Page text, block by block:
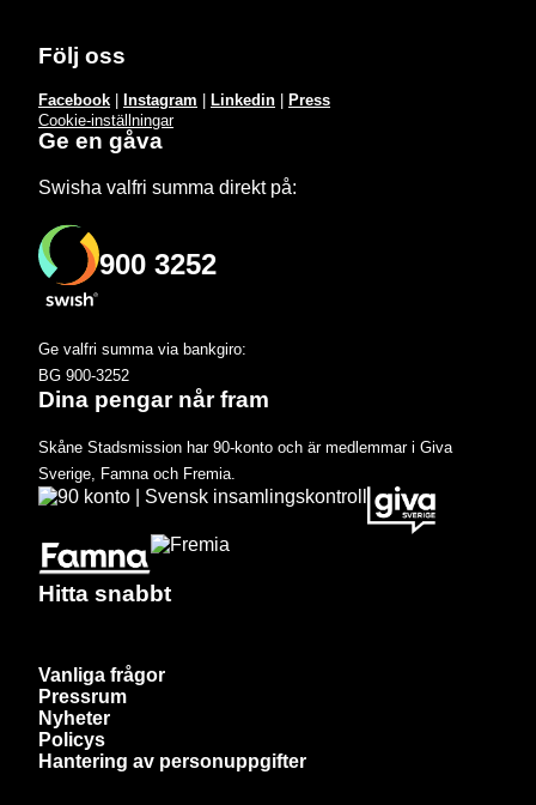
Följ oss
Facebook Instagram Linkedin
Press
Cookie-inställningar
Ge en gåva
Swisha valfri summa direkt på:
900 3252
Ge valfri summa via bankgiro:
BG 900-3252
Dina pengar når fram
Skåne Stadsmission har 90-konto och är medlemmar i Giva
Sverige, Famna och Fremia.
Hitta snabbt
Vanliga frågor
Pressrum
Nyheter
Policys
Hantering av personuppgifter